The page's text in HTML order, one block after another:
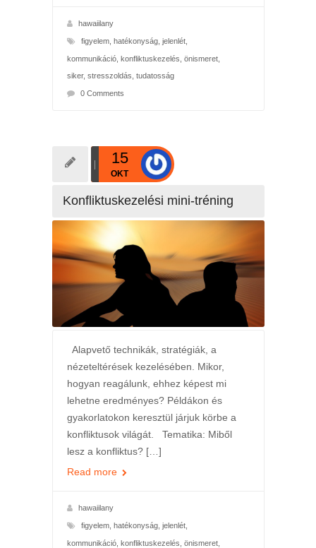
hawaiilany
figyelem, hatékonyság, jelenlét,
kommunikáció, konfliktuskezelés önismeret,
siker, stresszoldás tudatosság
0 Comments
15
OKT
Konfliktuskezelési mini-tréning
Alapvető technikák, stratégiák, a
nézeteltérések kezelésében. Mikor,
hogyan reagálunk, ehhez képest mi
lehetne eredményes? Példákon és
gyakorlatokon keresztül járjuk körbe a
konfliktusok világát. Tematika: Miből
lesz a konfliktus? […]
Read more
hawaiilany
figyelem, hatékonyság, jelenlét,
kommunikáció, konfliktuskezelés önismeret,